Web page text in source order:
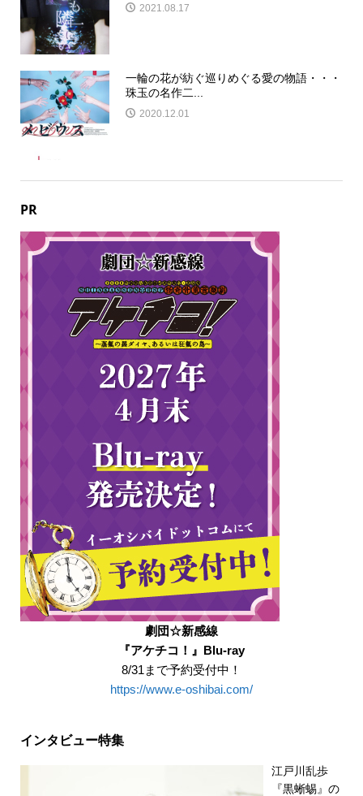
2021.08.17
一輪の花が紡ぐ巡りめぐる愛の物語・・・
珠玉の名作二...
2020.12.01
PR
劇団☆新感線
『アケチコ！』Blu-ray
8/31まで予約受付中！
https://www.e-oshibai.com/
インタビュー特集
江戸川乱歩
『黒蜥蜴』の